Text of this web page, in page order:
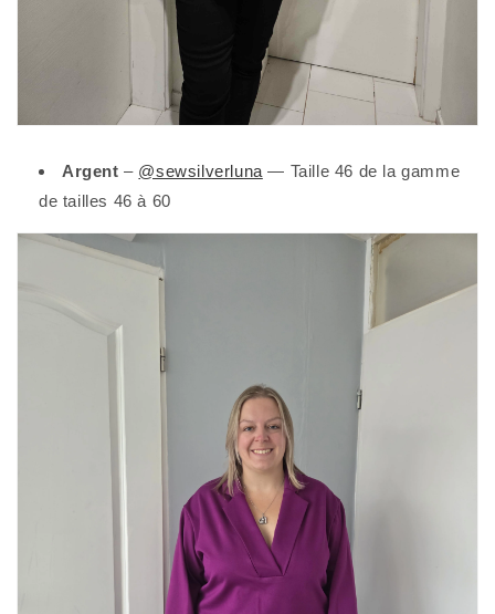
Argent – ​​@sewsilverluna — Taille 46 de la gamme
de tailles 46 à 60